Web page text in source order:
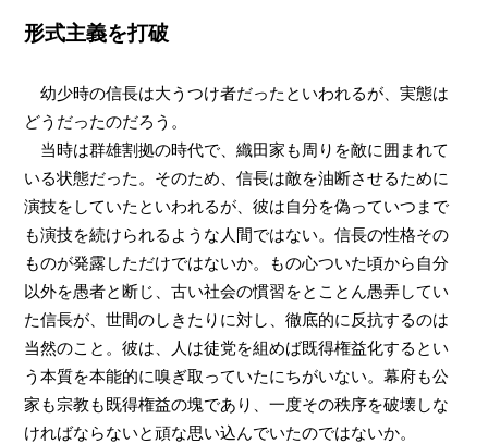
形式主義を打破
幼少時の信長は大うつけ者だったといわれるが、実態は
どうだったのだろう。
当時は群雄割拠の時代で、織田家も周りを敵に囲まれて
いる状態だった。そのため、信長は敵を油断させるために
演技をしていたといわれるが、彼は自分を偽っていつまで
も演技を続けられるような人間ではない。信長の性格その
ものが発露しただけではないか。もの心ついた頃から自分
以外を愚者と断じ、古い社会の慣習をとことん愚弄してい
た信長が、世間のしきたりに対し、徹底的に反抗するのは
当然のこと。彼は、人は徒党を組めば既得権益化するとい
う本質を本能的に嗅ぎ取っていたにちがいない。幕府も公
家も宗教も既得権益の塊であり、一度その秩序を破壊しな
ければならないと頑な思い込んでいたのではないか。